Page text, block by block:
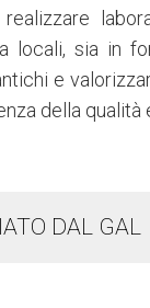
realizzare
locali, sia in
e
della
DAL GAL